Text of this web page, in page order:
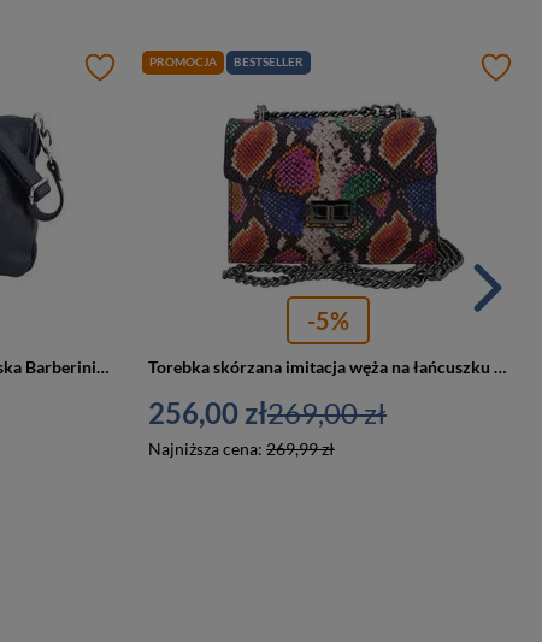
Torebka ze skóry naturalnej damska Barberini's 519-4 listonoszka mała granatowa
PROMOCJA BESTSELLER
-5%
Torebka skórzana imitacja węża na łańcuszku damska Barberini's 970-31 listonoszka mała kolorowa
256,00 zł
Najniższa cena: 269,99 zł
269,00 zł